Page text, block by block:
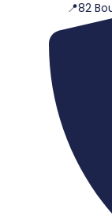
📍82